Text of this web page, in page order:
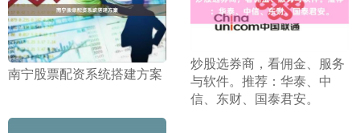
​南宁股票配资系统搭建方案
​炒股选券商，看佣金、服务
与软件。推荐：华泰、中
信、东财、国泰君安。